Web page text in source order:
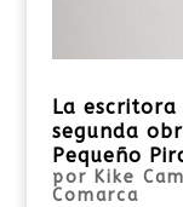
La escritora
segunda
Pequeño
por Kike
Comarca